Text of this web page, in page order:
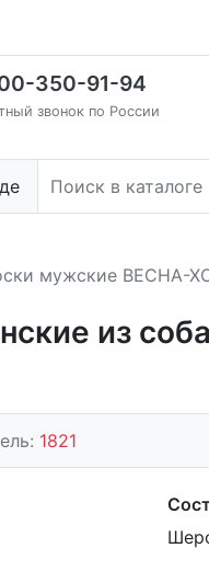
350-91-94
звонок по России
мужские ВЕСНА-
из
1821